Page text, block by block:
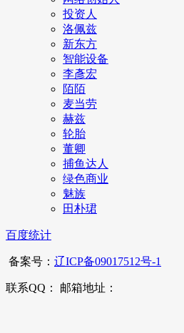
投资人
洛佩兹
新东方
智能设备
李彥宏
陌陌
麦当劳
赫兹
轮胎
董卿
捕鱼达人
绿色商业
魅族
田朴珺
百度统计
备案号： 辽ICP备09017512号-1
联系QQ： 邮箱地址：